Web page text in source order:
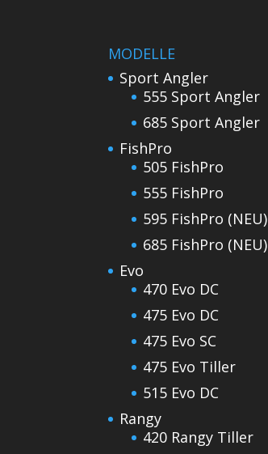
MODELLE
Sport Angler
555 Sport Angler
685 Sport Angler
FishPro
505 FishPro
555 FishPro
595 FishPro (NEU)
685 FishPro (NEU)
Evo
470 Evo DC
475 Evo DC
475 Evo SC
475 Evo Tiller
515 Evo DC
Rangy
420 Rangy Tiller